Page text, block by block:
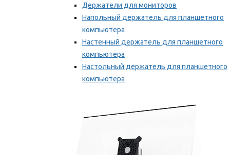
Держатели для мониторов
Напольный держатель для планшетного
компьютера
Настенный держатель для планшетного
компьютера
Настольный держатель для планшетного
компьютера